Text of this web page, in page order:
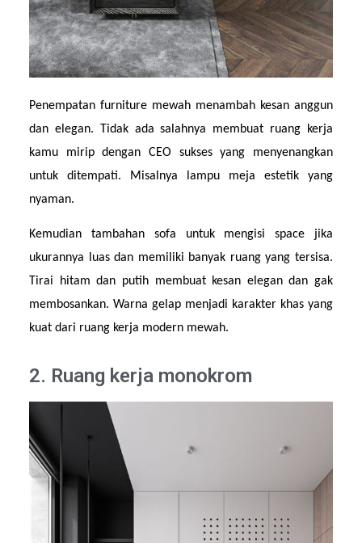
Penempatan furniture mewah menambah kesan anggun
dan elegan. Tidak ada salahnya membuat ruang kerja
kamu mirip dengan CEO sukses yang menyenangkan
untuk ditempati. Misalnya lampu meja estetik yang
nyaman.
Kemudian tambahan sofa untuk mengisi space jika
ukurannya luas dan memiliki banyak ruang yang tersisa.
Tirai hitam dan putih membuat kesan elegan dan gak
membosankan. Warna gelap menjadi karakter khas yang
kuat dari ruang kerja modern mewah.
2. Ruang kerja monokrom